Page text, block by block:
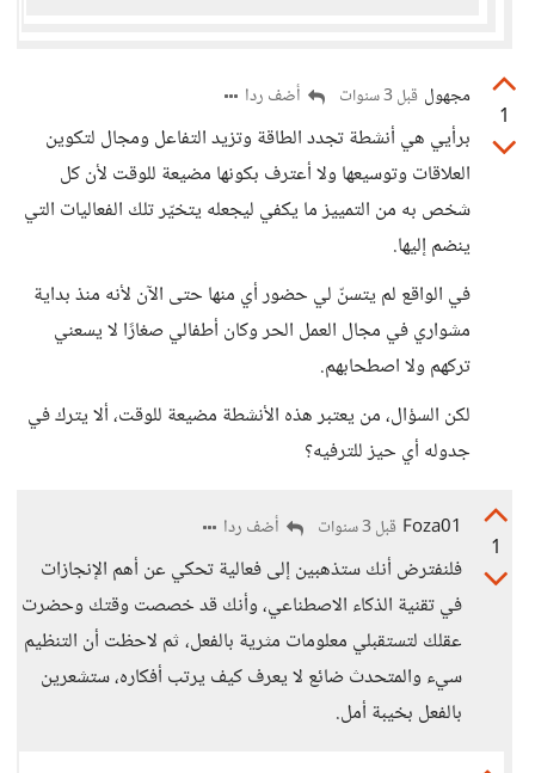
1
مجهول قبل 3 سنوات أضف ردا
برأيي هي أنشطة تجدد الطاقة وتزيد التفاعل ومجال لتكوين
العلاقات وتوسيعها ولا أعترف بكونها مضيعة للوقت لأن كل
شخص به من التمييز ما يكفي ليجعله يتخيّر تلك الفعاليات التي
ينضم إليها.
في الواقع لم يتسنّ لي حضور أي منها حتى الآن لأنه منذ بداية
مشواري في مجال العمل الحر وكان أطفالي صغارًا لا يسعني
تركهم ولا اصطحابهم.
لكن السؤال، من يعتبر هذه الأنشطة مضيعة للوقت، ألا يترك في
جدوله أي حيز للترفيه؟
1
Foza01 قبل 3 سنوات أضف ردا
فلنفترض أنك ستذهبين إلى فعالية تحكي عن أهم الإنجازات
في تقنية الذكاء الاصطناعي، وأنك قد خصصت وقتك وحضرت
عقلك لتستقبلي معلومات مثرية بالفعل، ثم لاحظت أن التنظيم
سيء والمتحدث ضائع لا يعرف كيف يرتب أفكاره، ستشعرين
بالفعل بخيبة أمل.